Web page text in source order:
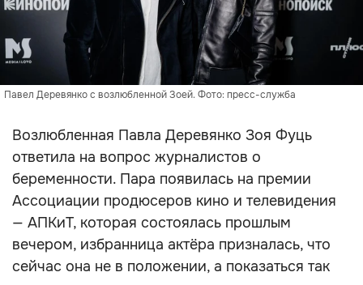
Павел Деревянко с возлюбленной Зоей. Фото: пресс-служба
Возлюбленная Павла Деревянко Зоя Фуць
ответила на вопрос журналистов о
беременности. Пара появилась на премии
Ассоциации продюсеров кино и телевидения
— АПКиТ, которая состоялась прошлым
вечером, избранница актёра призналась, что
сейчас она не в положении, а показаться так